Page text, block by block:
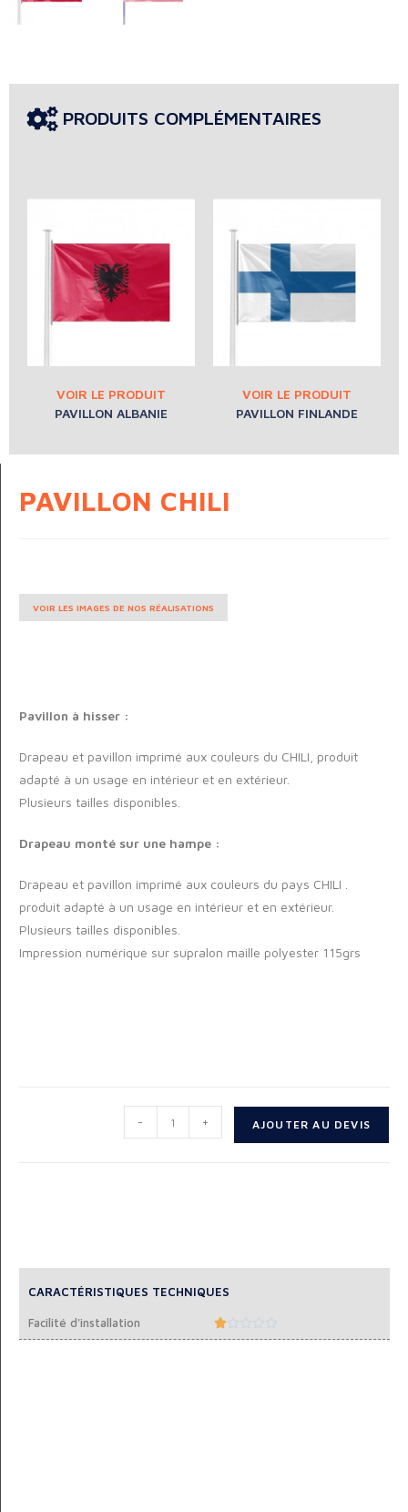
PRODUITS COMPLÉMENTAIRES
PAVILLON ALBANIE PAVILLON FINLANDE
PAVILLON CHILI
VOIR LES IMAGES DE NOS RÉALISATIONS
Pavillon à hisser :
Drapeau et pavillon imprimé aux couleurs du CHILI, produit
adapté à un usage en intérieur et en extérieur.
Plusieurs tailles disponibles.
Drapeau monté sur une hampe :
Drapeau et pavillon imprimé aux couleurs du pays CHILI .
produit adapté à un usage en intérieur et en extérieur.
Plusieurs tailles disponibles.
Impression numérique sur supralon maille polyester 115grs
- + AJOUTER AU DEVIS
CARACTÉRISTIQUES TECHNIQUES
Facilité d'installation 